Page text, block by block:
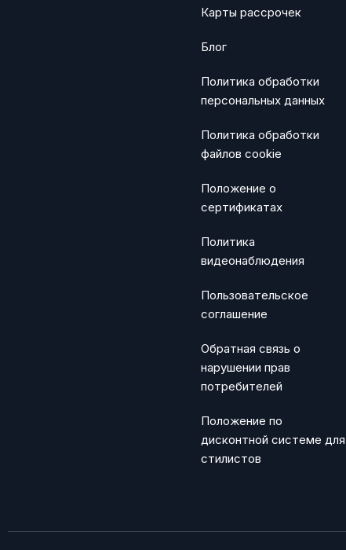
Карты рассрочек
Блог
Политика обработки
персональных данных
Политика обработки
файлов cookie
Положение о
сертификатах
Политика
видеонаблюдения
Пользовательское
соглашение
Обратная связь о
нарушении прав
потребителей
Положение по
дисконтной системе для
стилистов